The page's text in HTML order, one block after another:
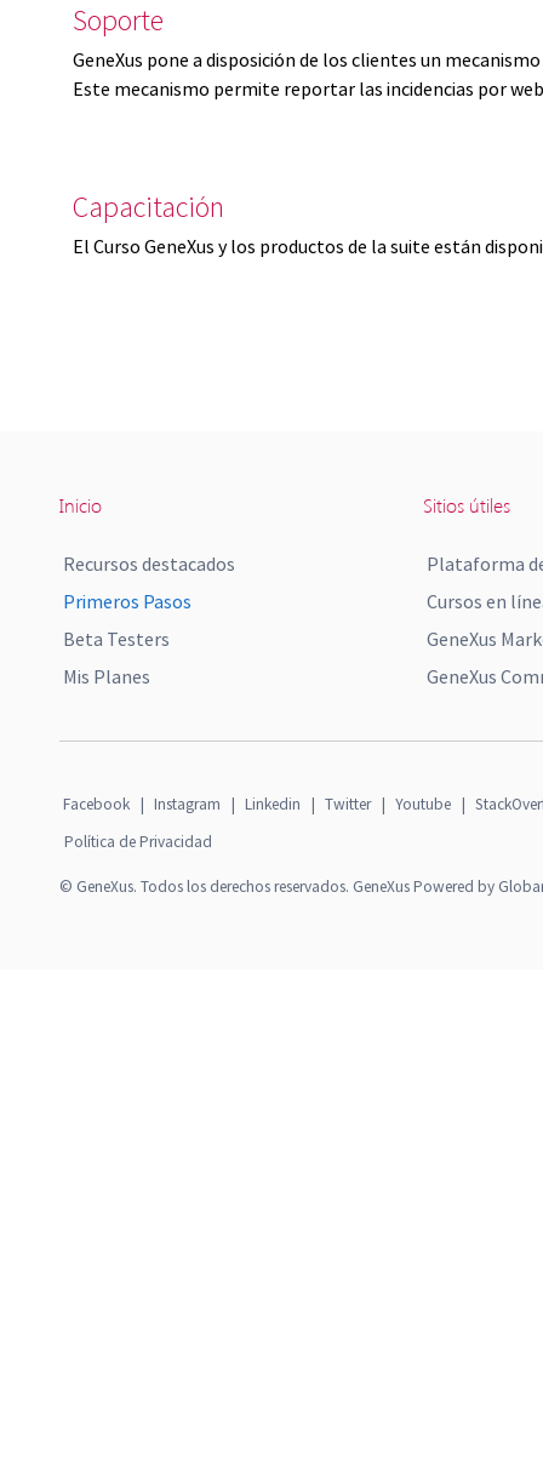
Soporte
GeneXus pone a disposición de los clientes un
Este mecanismo permite reportar las incidencias por
Capacitación
El Curso GeneXus y los productos de la suite están
Inicio
Recursos destacados
Primeros Pasos
Beta Testers
Mis Planes
Sitios útiles
Plataforma
Cursos en
GeneXus
GeneXus
Facebook | Instagram | Linkedin | Twitter | Youtube |
Política de Privacidad
© GeneXus. Todos los derechos reservados. GeneXus Powered by